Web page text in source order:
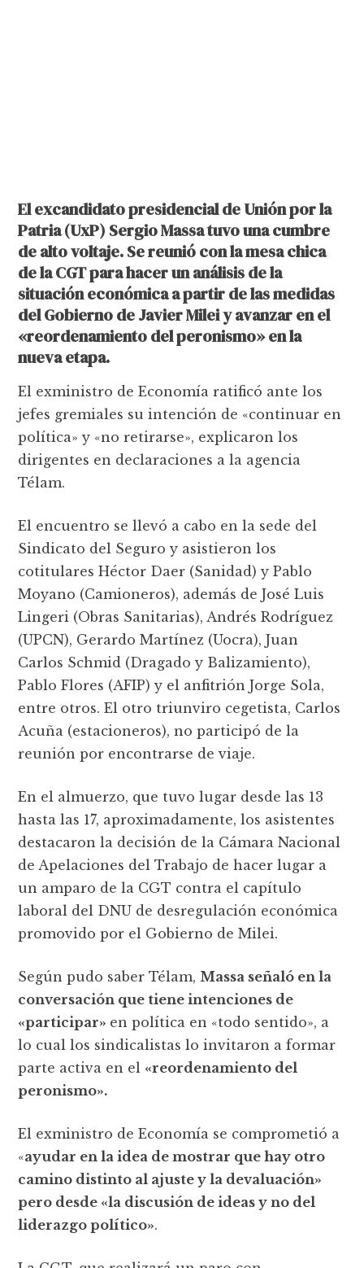
El excandidato presidencial de Unión por la
Patria (UxP) Sergio Massa tuvo una cumbre
de alto voltaje. Se reunió con la mesa chica
de la CGT para hacer un análisis de la
situación económica a partir de las medidas
del Gobierno de Javier Milei y avanzar en el
«reordenamiento del peronismo» en la
nueva etapa.
El exministro de Economía ratificó ante los
jefes gremiales su intención de «continuar en
política» y «no retirarse», explicaron los
dirigentes en declaraciones a la agencia
Télam.
El encuentro se llevó a cabo en la sede del
Sindicato del Seguro y asistieron los
cotitulares Héctor Daer (Sanidad) y Pablo
Moyano (Camioneros), además de José Luis
Lingeri (Obras Sanitarias), Andrés Rodríguez
(UPCN), Gerardo Martínez (Uocra), Juan
Carlos Schmid (Dragado y Balizamiento),
Pablo Flores (AFIP) y el anfitrión Jorge Sola,
entre otros. El otro triunviro cegetista, Carlos
Acuña (estacioneros), no participó de la
reunión por encontrarse de viaje.
En el almuerzo, que tuvo lugar desde las 13
hasta las 17, aproximadamente, los asistentes
destacaron la decisión de la Cámara Nacional
de Apelaciones del Trabajo de hacer lugar a
un amparo de la CGT contra el capítulo
laboral del DNU de desregulación económica
promovido por el Gobierno de Milei.
Según pudo saber Télam, Massa señaló en la
conversación que tiene intenciones de
«participar» en política en «todo sentido», a
lo cual los sindicalistas lo invitaron a formar
parte activa en el «reordenamiento del
peronismo».
El exministro de Economía se comprometió a
«ayudar en la idea de mostrar que hay otro
camino distinto al ajuste y la devaluación»
pero desde «la discusión de ideas y no del
liderazgo político».